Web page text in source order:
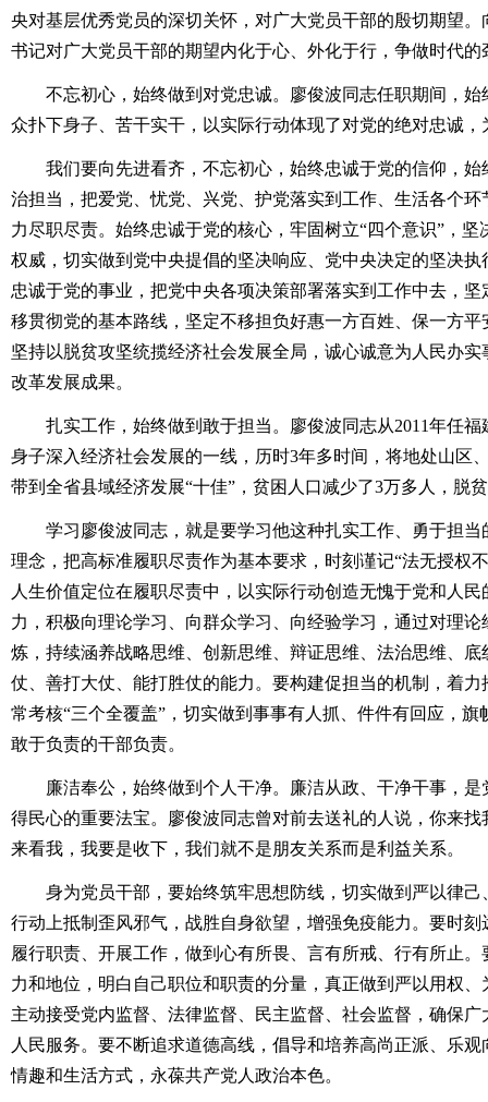
央对基层优秀党员的深切关怀，对广大党员干部的殷切期望
书记对广大党员干部的期望内化于心、外化于行，争做时代的
不忘初心，始终做到对党忠诚。廖俊波同志任职期间，始
众扑下身子、苦干实干，以实际行动体现了对党的绝对忠诚
我们要向先进看齐，不忘初心，始终忠诚于党的信仰，始
治担当，把爱党、忧党、兴党、护党落实到工作、生活各个
力尽职尽责。始终忠诚于党的核心，牢固树立“四个意识”，
权威，切实做到党中央提倡的坚决响应、党中央决定的坚决
忠诚于党的事业，把党中央各项决策部署落实到工作中去，
移贯彻党的基本路线，坚定不移担负好惠一方百姓、保一方
坚持以脱贫攻坚统揽经济社会发展全局，诚心诚意为人民办
改革发展成果。
扎实工作，始终做到敢于担当。廖俊波同志从2011年任福
身子深入经济社会发展的一线，历时3年多时间，将地处山区
带到全省县域经济发展“十佳”，贫困人口减少了3万多人，脱
学习廖俊波同志，就是要学习他这种扎实工作、勇于担当
理念，把高标准履职尽责作为基本要求，时刻谨记“法无授权
人生价值定位在履职尽责中，以实际行动创造无愧于党和人
力，积极向理论学习、向群众学习、向经验学习，通过对理
炼，持续涵养战略思维、创新思维、辩证思维、法治思维、
仗、善打大仗、能打胜仗的能力。要构建促担当的机制，着
常考核“三个全覆盖”，切实做到事事有人抓、件件有回应，
敢于负责的干部负责。
廉洁奉公，始终做到个人干净。廉洁从政、干净干事，是
得民心的重要法宝。廖俊波同志曾对前去送礼的人说，你来
来看我，我要是收下，我们就不是朋友关系而是利益关系。
身为党员干部，要始终筑牢思想防线，切实做到严以律己
行动上抵制歪风邪气，战胜自身欲望，增强免疫能力。要时
履行职责、开展工作，做到心有所畏、言有所戒、行有所止
力和地位，明白自己职位和职责的分量，真正做到严以用权
主动接受党内监督、法律监督、民主监督、社会监督，确保
人民服务。要不断追求道德高线，倡导和培养高尚正派、乐
情趣和生活方式，永葆共产党人政治本色。